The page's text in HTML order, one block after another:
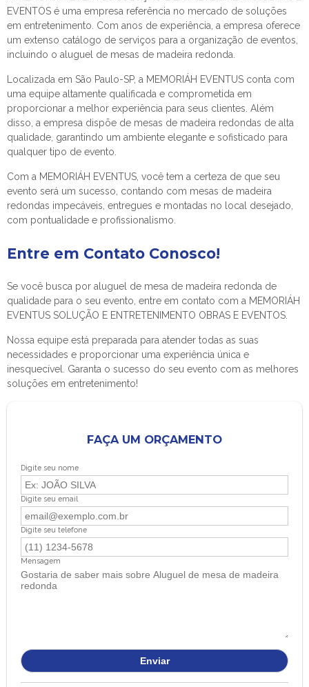
EVENTOS é uma empresa referência no mercado de soluções
em entretenimento. Com anos de experiência, a empresa oferece
um extenso catálogo de serviços para a organização de eventos,
incluindo o aluguel de mesas de madeira redonda.
Localizada em São Paulo-SP, a MEMORIÁH EVENTUS conta com
uma equipe altamente qualificada e comprometida em
proporcionar a melhor experiência para seus clientes. Além
disso, a empresa dispõe de mesas de madeira redondas de alta
qualidade, garantindo um ambiente elegante e sofisticado para
qualquer tipo de evento.
Com a MEMORIÁH EVENTUS, você tem a certeza de que seu
evento será um sucesso, contando com mesas de madeira
redondas impecáveis, entregues e montadas no local desejado,
com pontualidade e profissionalismo.
Entre em Contato Conosco!
Se você busca por aluguel de mesa de madeira redonda de
qualidade para o seu evento, entre em contato com a MEMORIÁH
EVENTUS SOLUÇÃO E ENTRETENIMENTO OBRAS E EVENTOS.
Nossa equipe está preparada para atender todas as suas
necessidades e proporcionar uma experiência única e
inesquecível. Garanta o sucesso do seu evento com as melhores
soluções em entretenimento!
FAÇA UM ORÇAMENTO
Digite seu nome
Digite seu email
Digite seu telefone
Mensagem